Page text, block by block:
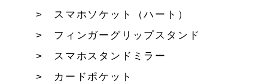
スマホソケット（ハート）
フィンガーグリップスタンド
スマホスタンドミラー
カードポケット